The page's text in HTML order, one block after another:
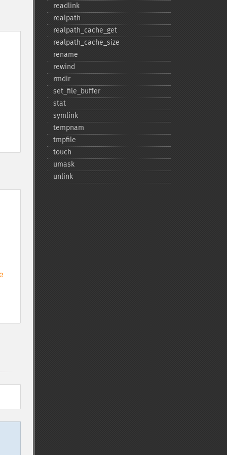
readlink
realpath
realpath_​cache_​get
realpath_​cache_​size
rename
rewind
rmdir
set_​file_​buffer
stat
symlink
tempnam
tmpfile
touch
umask
unlink